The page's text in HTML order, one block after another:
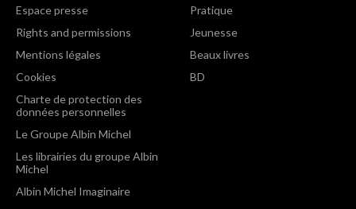
Espace presse
Rights and permissions
Mentions légales
Cookies
Charte de protection des
données personnelles
Le Groupe Albin Michel
Les librairies du groupe Albin
Michel
Albin Michel Imaginaire
Pratique
Jeunesse
Beaux livres
BD